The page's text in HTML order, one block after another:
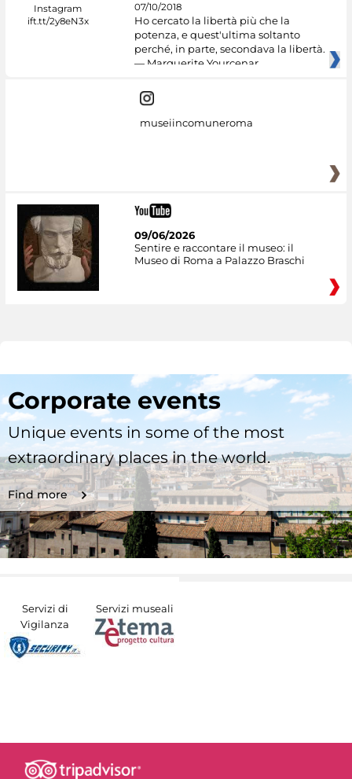
07/10/2018
Ho cercato la libertà più che la
potenza, e quest'ultima soltanto
perché, in parte, secondava la libertà.
— Marguerite Yourcenar
museiincomuneroma
09/06/2026
Sentire e raccontare il museo: il
Museo di Roma a Palazzo Braschi
Corporate events
Unique events in some of the most
extraordinary places in the world.
Find more
Servizi di
Vigilanza
Servizi museali